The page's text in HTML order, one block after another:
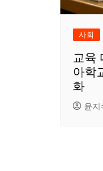
사회
교육
아학
화
윤지